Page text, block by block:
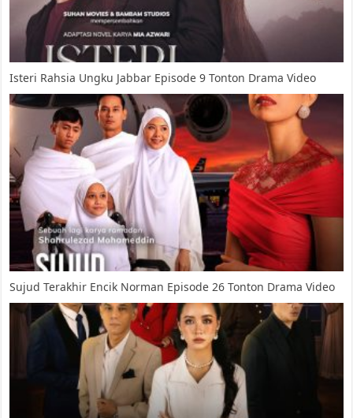
Isteri Rahsia Ungku Jabbar Episode 9 Tonton Drama Video
Sujud Terakhir Encik Norman Episode 26 Tonton Drama Video